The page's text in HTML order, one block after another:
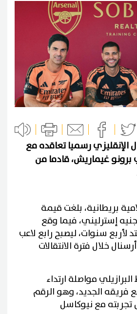
الإنقليزي رسميا تعاقده مع
برونو غيماريش، قادما من
بريطانية، بلغت قيمة
مليون جنيه إسترليني، فيما وقع
لأربع سنوات، ليصبح رابع لاعب
خلال فترة الانتقالات
مواصلة ارتداء
رقم 39 مع فريقه الجديد، وهو الرقم
تجربته مع نيوكاسل